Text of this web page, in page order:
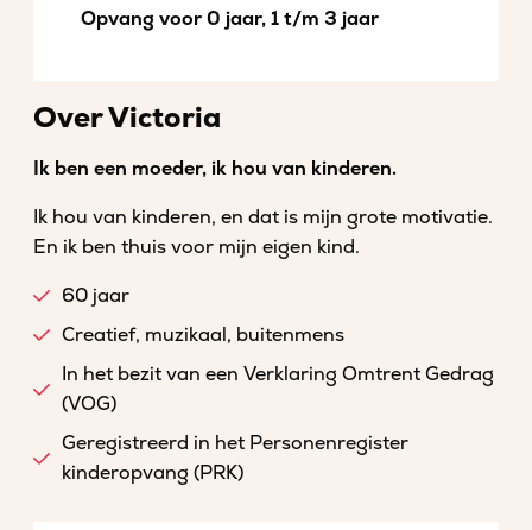
Opvang voor 0 jaar, 1 t/m 3 jaar
Over Victoria
Ik ben een moeder, ik hou van kinderen.
Ik hou van kinderen, en dat is mijn grote motivatie.
En ik ben thuis voor mijn eigen kind.
60 jaar
Creatief, muzikaal, buitenmens
In het bezit van een Verklaring Omtrent Gedrag
(VOG)
Geregistreerd in het Personenregister
kinderopvang (PRK)